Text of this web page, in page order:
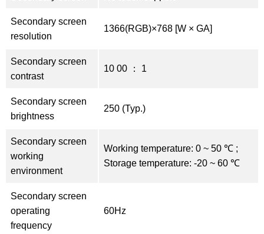
Secondary screen
resolution
1366(RGB)×768 [W × GA]
Secondary screen
contrast
10 00 ： 1
Secondary screen
brightness
250 (Typ.)
Secondary screen
working
environment
Working temperature: 0 ~ 50 ℃ ;
Storage temperature: -20 ~ 60 ℃
Secondary screen
operating
frequency
60Hz